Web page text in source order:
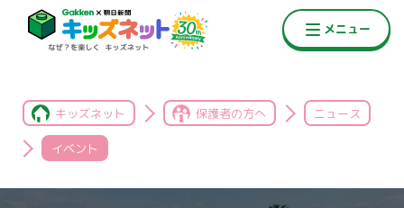
キッズネット 保護者の方へ ニュース
イベント